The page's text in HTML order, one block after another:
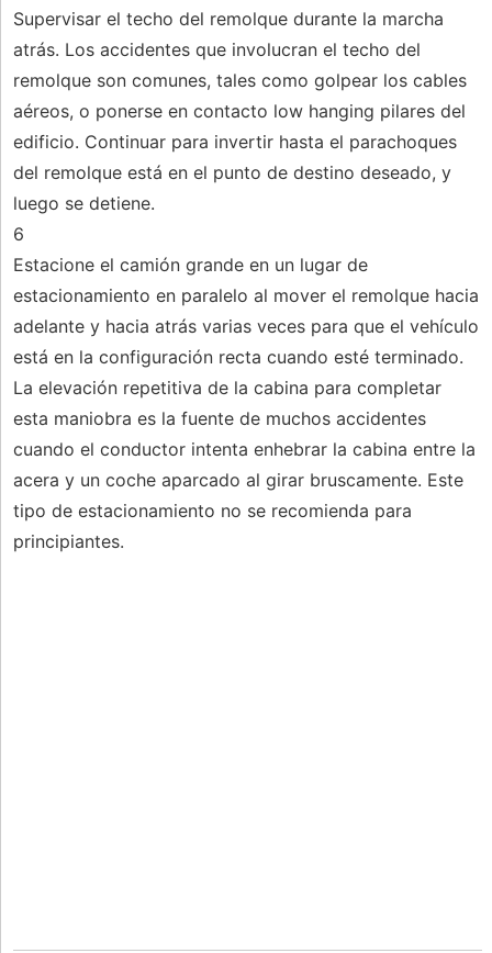
Supervisar el techo del remolque durante la marcha
atrás. Los accidentes que involucran el techo del
remolque son comunes, tales como golpear los cables
aéreos, o ponerse en contacto low hanging pilares del
edificio. Continuar para invertir hasta el parachoques
del remolque está en el punto de destino deseado, y
luego se detiene.
6
Estacione el camión grande en un lugar de
estacionamiento en paralelo al mover el remolque hacia
adelante y hacia atrás varias veces para que el vehículo
está en la configuración recta cuando esté terminado.
La elevación repetitiva de la cabina para completar
esta maniobra es la fuente de muchos accidentes
cuando el conductor intenta enhebrar la cabina entre la
acera y un coche aparcado al girar bruscamente. Este
tipo de estacionamiento no se recomienda para
principiantes.